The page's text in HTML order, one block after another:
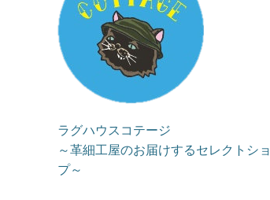
ラグハウスコテージ
～革細工屋のお届けするセレクトシ
プ～